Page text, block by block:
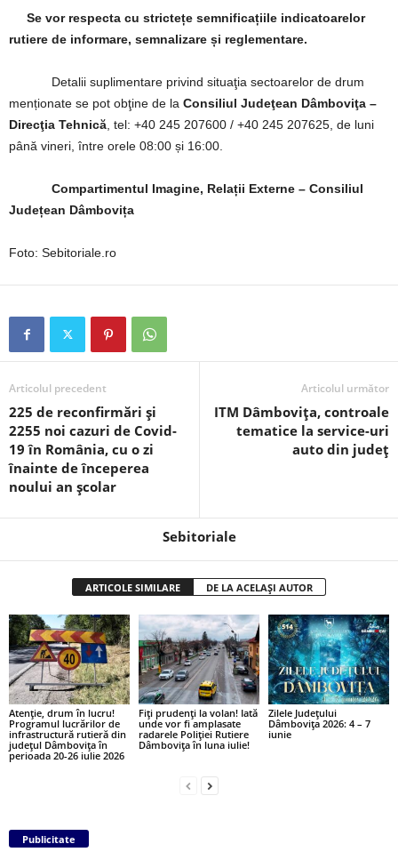
Se vor respecta cu strictețe semnificațiile indicatoarelor
rutiere de informare, semnalizare și reglementare.
Detalii suplimentare privind situaţia sectoarelor de drum
menționate se pot obţine de la Consiliul Judeţean Dâmboviţa –
Direcţia Tehnică , tel: +40 245 207600 / +40 245 207625, de luni
până vineri, între orele 08:00 și 16:00.
Compartimentul Imagine, Relații Externe – Consiliul
Județean Dâmbovița
Foto: Sebitoriale.ro
Articolul precedent
225 de reconfirmări și
2255 noi cazuri de Covid-
19 în România, cu o zi
înainte de începerea
noului an școlar
Articolul următor
ITM Dâmbovița, controale
tematice la service-uri
auto din județ
Sebitoriale
ARTICOLE SIMILARE DE LA ACELAȘI AUTOR
Atenție, drum în lucru!
Programul lucrărilor de
infrastructură rutieră din
județul Dâmbovița în
perioada 20-26 iulie 2026
Fiți prudenți la volan! Iată
unde vor fi amplasate
radarele Poliției Rutiere
Dâmbovița în luna iulie!
Zilele Județului
Dâmbovița 2026: 4 – 7
iunie
Publicitate